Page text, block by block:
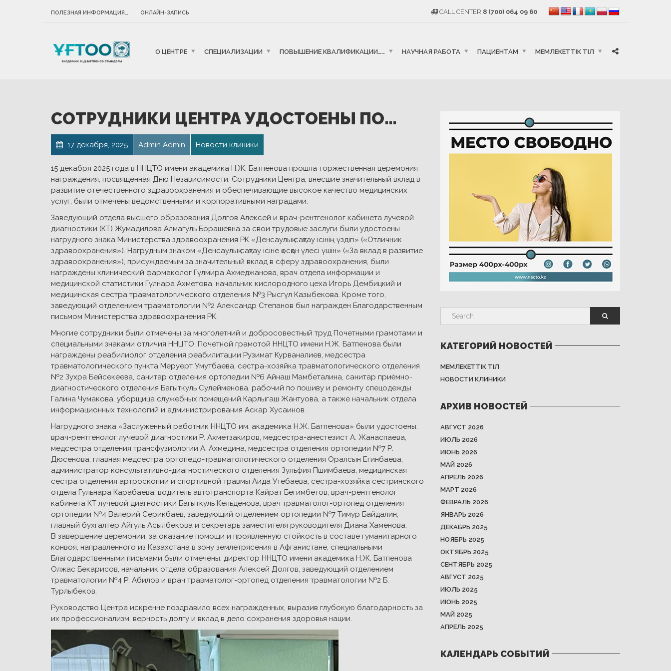
ПОЛЕЗНАЯ ИНФОРМАЦИЯ… ОНЛАЙН-ЗАПИСЬ CALL CENTER 8 (700) 064 09 60
О ЦЕНТРЕ СПЕЦИАЛИЗАЦИИ ПОВЫШЕНИЕ КВАЛИФИКАЦИИ…… НАУЧНАЯ РАБОТА ПАЦИЕНТАМ МЕМЛЕКЕТТІК ТІЛ
СОТРУДНИКИ ЦЕНТРА УДОСТОЕНЫ ПО…
17 декабря, 2025 Admin Admin Новости клиники
15 декабря 2025 года в ННЦТО имени академика Н.Ж. Батпенова прошла торжественная церемония
награждения, посвященная Дню Независимости. Сотрудники Центра, внесшие значительный вклад в
развитие отечественного здравоохранения и обеспечивающие высокое качество медицинских
услуг, были отмечены ведомственными и корпоративными наградами.
Заведующий отдела высшего образования Долгов Алексей и врач-рентгенолог кабинета лучевой
диагностики (КТ) Жумадилова Алмагуль Борашевна за свои трудовые заслуги были удостоены
нагрудного знака Министерства здравоохранения РК «Денсаулық сақтау ісінің үздігі» («Отличник
здравоохранения»). Нагрудным знаком «Денсаулық сақтау ісіне қосқан үлесі үшін» («За вклад в развитие
здравоохранения»), присуждаемым за значительный вклад в сферу здравоохранения, были
награждены клинический фармаколог Гүлмира Ахмеджанова, врач отдела информации и
медицинской статистики Гүлнара Ахметова, начальник кислородного цеха Игорь Дембицкий и
медицинская сестра травматологического отделения №3 Рысгүл Казыбекова. Кроме того,
заведующий отделением травматологии №2 Александр Степанов был награжден Благодарственным
письмом Министерства здравоохранения РК.
Многие сотрудники были отмечены за многолетний и добросовестный труд Почетными грамотами и
специальными знаками отличия ННЦТО. Почетной грамотой ННЦТО имени Н.Ж. Батпенова были
награждены реабилиолог отделения реабилитации Рузимат Курваналиев, медсестра
травматологического пункта Меруерт Умутбаева, сестра-хозяйка травматологического отделения
№2 Зухра Бейсекеева, санитар отделения ортопедии №6 Айнаш Мамбеталина, санитар приёмно-
диагностического отделения Багыткуль Сулейменова, рабочий по пошиву и ремонту спецодежды
Галина Чумакова, уборщица служебных помещений Карлыгаш Жантуова, а также начальник отдела
информационных технологий и администрирования Аскар Хусаинов.
Нагрудного знака «Заслуженный работник ННЦТО им. академика Н.Ж. Батпенова» были удостоены:
врач-рентгенолог лучевой диагностики Р. Ахметзакиров, медсестра-анестезист А. Жанаспаева,
медсестра отделения трансфузиологии А. Ахмедина, медсестра отделения ортопедии №7 Р.
Дюсенова, главная медсестра ортопедо-травматологического отделения Оралсын Егинбаева,
администратор консультативно-диагностического отделения Зульфия Пшимбаева, медицинская
сестра отделения артроскопии и спортивной травмы Аида Утебаева, сестра-хозяйка сестринского
отдела Гульнара Карабаева, водитель автотранспорта Кайрат Бегимбетов, врач-рентгенолог
кабинета КТ лучевой диагностики Багыткуль Кельденова, врач травматолог-ортопед отделения
ортопедии №4 Валерий Серикбаев, заведующий отделением ортопедии №7 Тимур Байдалин,
главный бухгалтер Айгуль Асылбекова и секретарь заместителя руководителя Диана Хаменова.
В завершение церемонии, за оказание помощи и проявленную стойкость в составе гуманитарного
конвоя, направленного из Казахстана в зону землетрясения в Афганистане, специальными
Благодарственными письмами были отмечены: директор ННЦТО имени академика Н.Ж. Батпенова
Олжас Бекарисов, начальник отдела образования Алексей Долгов, заведующий отделением
травматологии №4 Р. Абилов и врач травматолог-ортопед отделения травматологии №2 Б.
Турлыбеков.
Руководство Центра искренне поздравило всех награжденных, выразив глубокую благодарность за
их профессионализм, верность долгу и вклад в дело сохранения здоровья нации.
КАТЕГОРИЙ НОВОСТЕЙ
МЕМЛЕКЕТТІК ТІЛ
НОВОСТИ КЛИНИКИ
АРХИВ НОВОСТЕЙ
АВГУСТ 2026
ИЮЛЬ 2026
ИЮНЬ 2026
МАЙ 2026
АПРЕЛЬ 2026
МАРТ 2026
ФЕВРАЛЬ 2026
ЯНВАРЬ 2026
ДЕКАБРЬ 2025
НОЯБРЬ 2025
ОКТЯБРЬ 2025
СЕНТЯБРЬ 2025
АВГУСТ 2025
ИЮЛЬ 2025
ИЮНЬ 2025
МАЙ 2025
АПРЕЛЬ 2025
КАЛЕНДАРЬ СОБЫТИЙ